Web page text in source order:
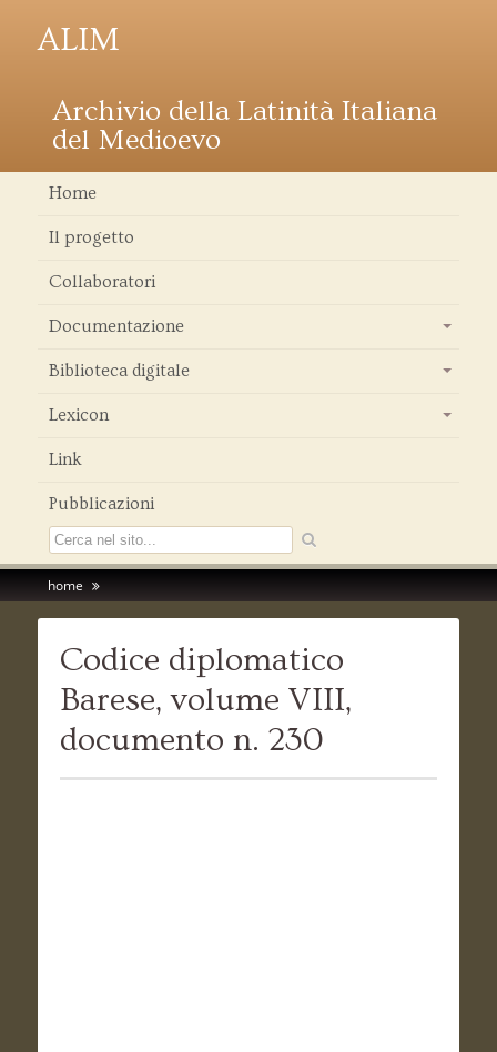
ALIM
Archivio della Latinità Italiana
del Medioevo
Home
Il progetto
Collaboratori
Documentazione
Biblioteca digitale
Lexicon
Link
Pubblicazioni
home
Codice diplomatico
Barese, volume VIII,
documento n. 230